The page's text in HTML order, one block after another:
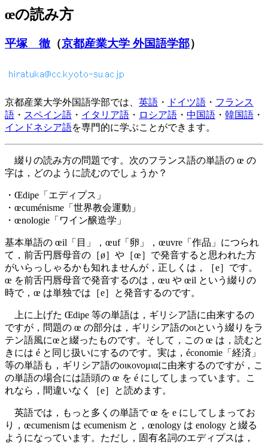
œの読み方
平塚 徹 （京都産業大学 外国語学部）
京都産業大学外国語学部では、 英語 ・ ドイツ語 ・ フランス
語 ・ スペイン語 ・ イタリア語 ・ ロシア語 ・ 中国語 ・ 韓国語 ・
インドネシア語を専門的に学ぶことができます。
綴りの読み方の問題です。次のフランス語の単語の œ の
字は，どのように読むのでしょうか？
・Œdipe「エディプス」
・œcuménisme「世界教会運動」
・œnologie「ワイン醸造学」
基本単語の œil「目」，œuf「卵」，œuvre「作品」につられ
て，前舌円唇母音の［ø］や［œ］で発音すると思われた方
がいらっしゃるかも知れませんが，正しくは，［e］です。
œ を前舌円唇母音で発音するのは，œu や œil という綴りの
時で，œ は単独では［e］と発音するのです。
上に上げた Œdipe 等の単語は，ギリシア語に由来するの
ですが，問題の œ の部分は，ギリシア語のοιという綴りをラ
テン語風にœと綴ったものです。そして，この œ は，読むと
きには é と同じ扱いにするのです。実は，économie「経済」
等の単語も，ギリシア語のοικονομιαに由来するのですが，こ
の単語の場合には語頭の œ を é にしてしまっています。こ
れなら，間違いなく［e］と読めます。
英語では，もっと多くの単語で œ を e にしてしまってお
り，œcumenism は ecumenism と，œnology は enology と綴る
ようになっています。ただし，固有名詞のエディプスは，